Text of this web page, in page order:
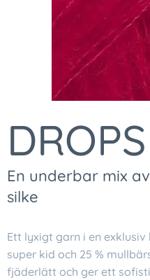
En underbar mix
silke
Ett lyxigt garn i en
super kid och 25 %
fjäderlätt och ger ett